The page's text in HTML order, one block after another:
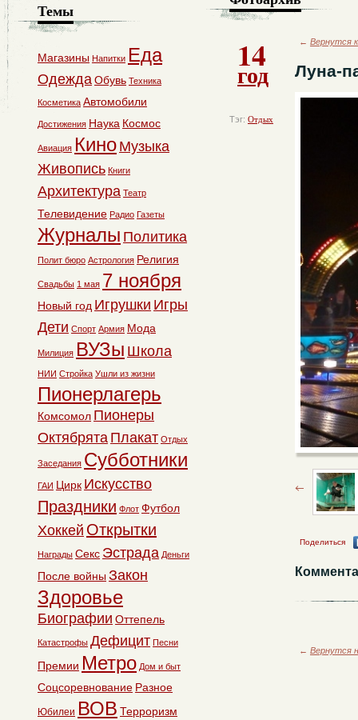
14
год
Тэг: Отдых
← Вернутся
Луна-
Поделиться
← Вернутся
Темы
Магазины Напитки Еда
ОдеждаОбувь Техника
Косметика Автомобили
Достижения Наука Космос
Авиация Кино Музыка
Живопись Книги
Архитектура Театр
Телевидение Радио Газеты
Журналы Политика
Полит бюро Астрология Религия
Свадьбы 1 мая 7 ноября
Новый год Игрушки Игры
Дети Спорт Армия Мода
Милиция ВУЗы Школа
НИИ Стройка Ушли из жизни
Пионерлагерь
Комсомол Пионеры
Октябрята Плакат Отдых
Заседания Субботники
ГАИ Цирк Искусство
Праздники Флот Футбол
Хоккей Открытки
Награды Секс Эстрада Деньги
После войны Закон
Здоровье
Биографии Оттепель
Катастрофы Дефицит Песни
Премии Метро Дом и быт
Соцсоревнование Разное
Юбилеи ВОВ Терроризм